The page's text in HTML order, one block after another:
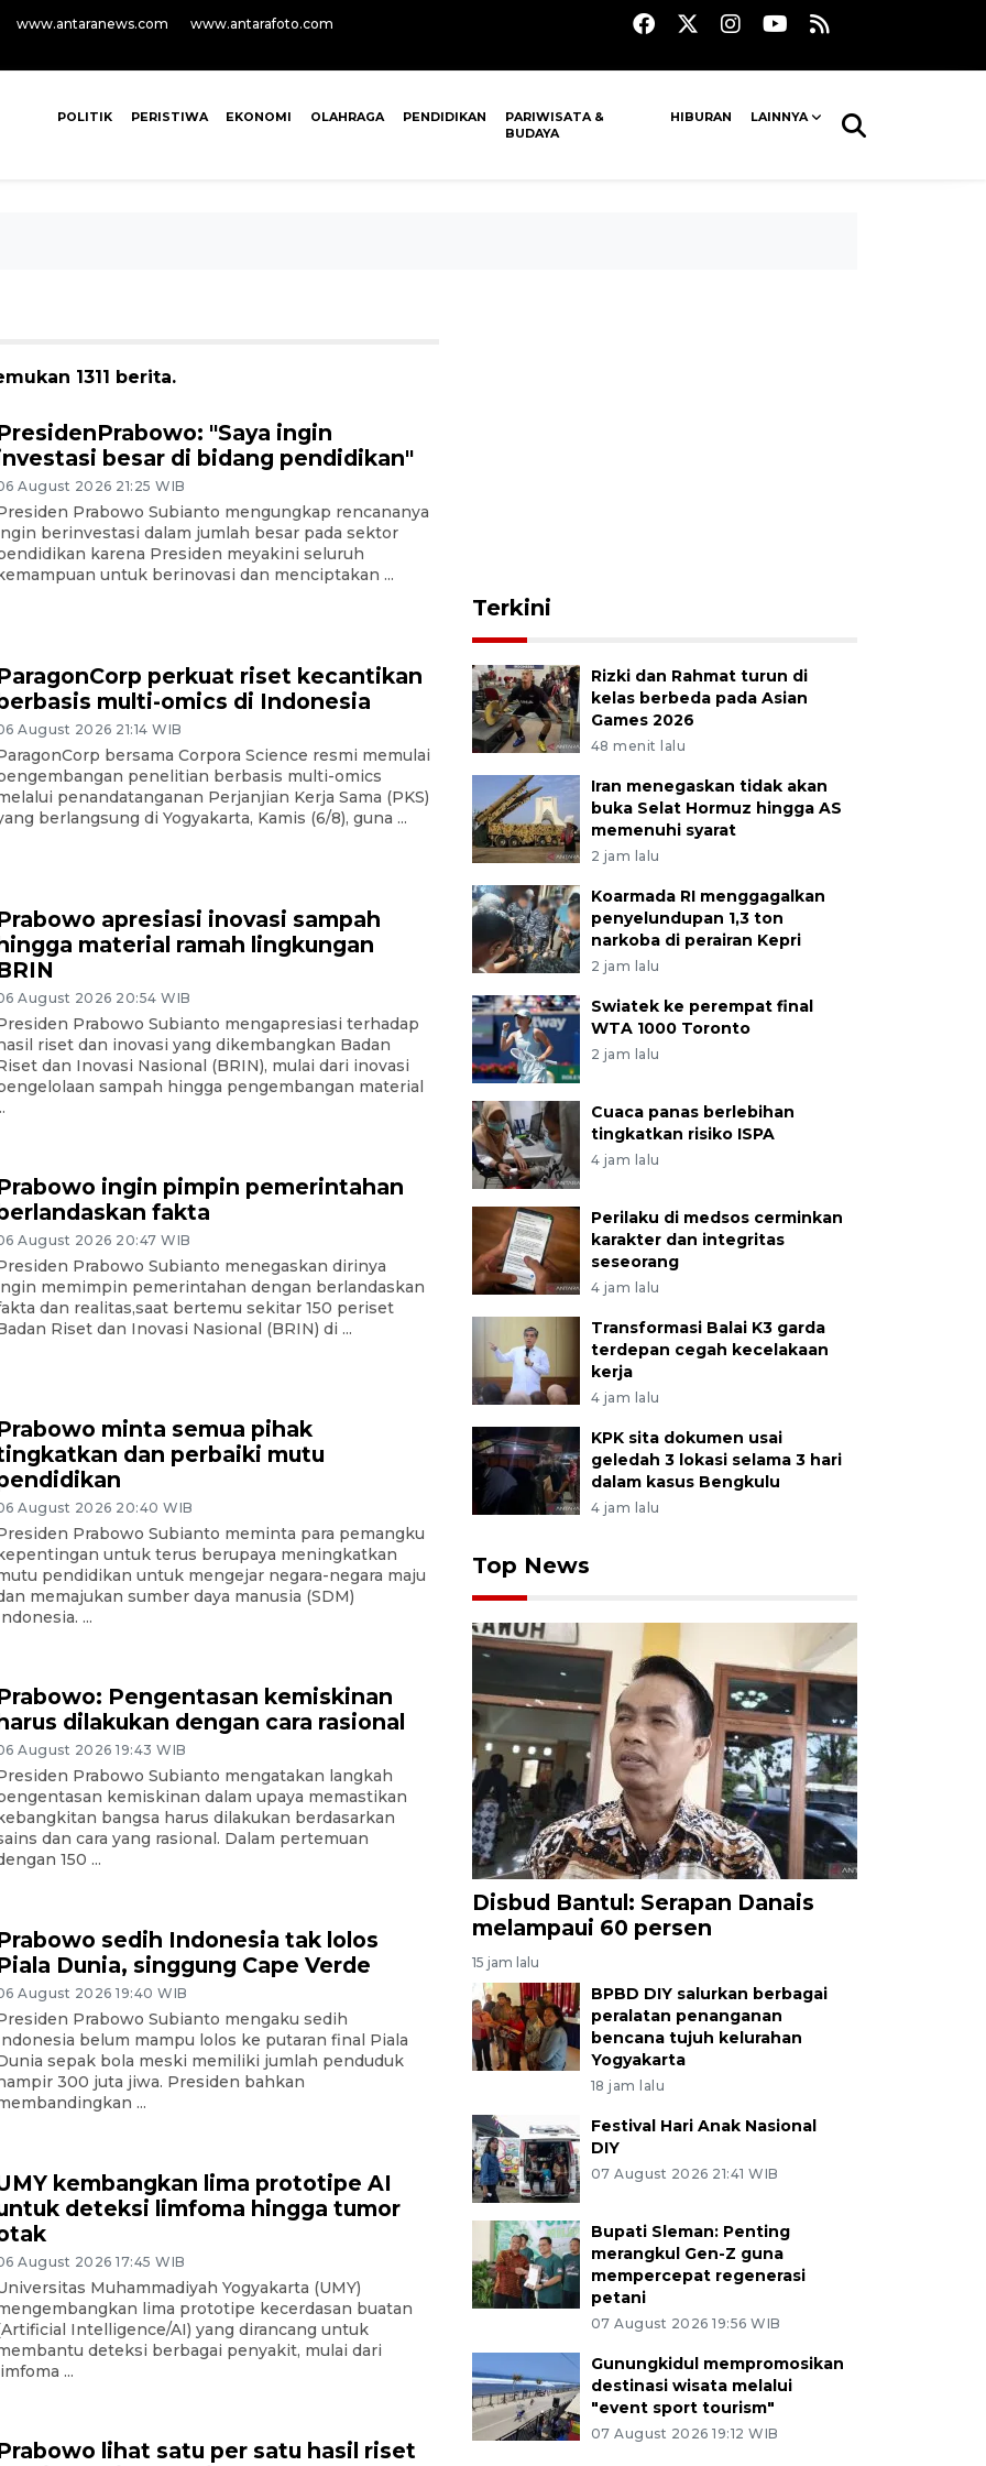
www.antaranews.com www.antarafoto.com
POLITIK PERISTIWA EKONOMI OLAHRAGA PENDIDIKAN
PARIWISATA &
BUDAYA
HIBURAN LAINNYA
1311 berita.
"Saya ingin
besar di bidang pendidikan"
August 2026 21:25 WIB
Prabowo Subianto mengungkap rencananya
berinvestasi dalam jumlah besar pada sektor
karena Presiden meyakini seluruh
untuk berinovasi dan menciptakan ...
perkuat riset kecantikan
multi-omics di Indonesia
August 2026 21:14 WIB
bersama Corpora Science resmi memulai
penelitian berbasis multi-omics
penandatanganan Perjanjian Kerja Sama (PKS)
berlangsung di Yogyakarta, Kamis (6/8), guna ...
apresiasi inovasi sampah
material ramah lingkungan
August 2026 20:54 WIB
Prabowo Subianto mengapresiasi terhadap
riset dan inovasi yang dikembangkan Badan
dan Inovasi Nasional (BRIN), mulai dari inovasi
sampah hingga pengembangan material
ingin pimpin pemerintahan
fakta
August 2026 20:47 WIB
Prabowo Subianto menegaskan dirinya
memimpin pemerintahan dengan berlandaskan
dan realitas,saat bertemu sekitar 150 periset
Riset dan Inovasi Nasional (BRIN) di ...
minta semua pihak
dan perbaiki mutu
August 2026 20:40 WIB
Prabowo Subianto meminta para pemangku
untuk terus berupaya meningkatkan
pendidikan untuk mengejar negara-negara maju
memajukan sumber daya manusia (SDM)
...
Pengentasan kemiskinan
dilakukan dengan cara rasional
August 2026 19:43 WIB
Prabowo Subianto mengatakan langkah
kemiskinan dalam upaya memastikan
bangsa harus dilakukan berdasarkan
dan cara yang rasional. Dalam pertemuan
150 ...
sedih Indonesia tak lolos
Dunia, singgung Cape Verde
August 2026 19:40 WIB
Prabowo Subianto mengaku sedih
belum mampu lolos ke putaran final Piala
sepak bola meski memiliki jumlah penduduk
300 juta jiwa. Presiden bahkan
...
kembangkan lima prototipe AI
deteksi limfoma hingga tumor
August 2026 17:45 WIB
Muhammadiyah Yogyakarta (UMY)
lima prototipe kecerdasan buatan
Intelligence/AI) yang dirancang untuk
deteksi berbagai penyakit, mulai dari
...
lihat satu per satu hasil riset
Terkini
Rizki dan Rahmat turun di
kelas berbeda pada Asian
Games 2026
48 menit lalu
Iran menegaskan tidak akan
buka Selat Hormuz hingga AS
memenuhi syarat
2 jam lalu
Koarmada RI menggagalkan
penyelundupan 1,3 ton
narkoba di perairan Kepri
2 jam lalu
Swiatek ke perempat final
WTA 1000 Toronto
2 jam lalu
Cuaca panas berlebihan
tingkatkan risiko ISPA
4 jam lalu
Perilaku di medsos cerminkan
karakter dan integritas
seseorang
4 jam lalu
Transformasi Balai K3 garda
terdepan cegah kecelakaan
kerja
4 jam lalu
KPK sita dokumen usai
geledah 3 lokasi selama 3 hari
dalam kasus Bengkulu
4 jam lalu
Top News
Disbud Bantul: Serapan Danais
melampaui 60 persen
15 jam lalu
BPBD DIY salurkan berbagai
peralatan penanganan
bencana tujuh kelurahan
Yogyakarta
18 jam lalu
Festival Hari Anak Nasional
DIY
07 August 2026 21:41 WIB
Bupati Sleman: Penting
merangkul Gen-Z guna
mempercepat regenerasi
petani
07 August 2026 19:56 WIB
Gunungkidul mempromosikan
destinasi wisata melalui
"event sport tourism"
07 August 2026 19:12 WIB